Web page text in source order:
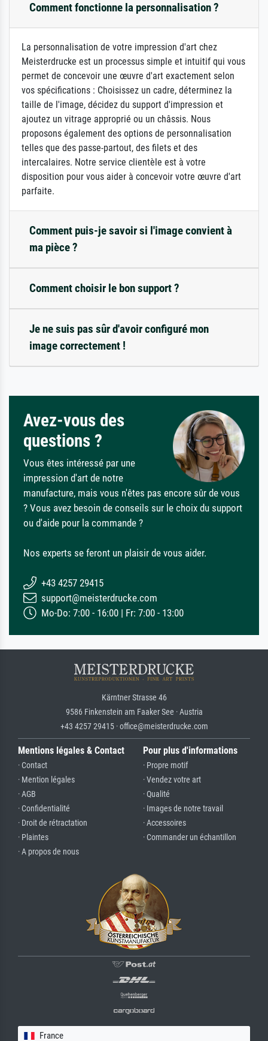
Comment fonctionne la personnalisation ?
La personnalisation de votre impression d'art chez
Meisterdrucke est un processus simple et intuitif qui vous
permet de concevoir une œuvre d'art exactement selon
vos spécifications : Choisissez un cadre, déterminez la
taille de l'image, décidez du support d'impression et
ajoutez un vitrage approprié ou un châssis. Nous
proposons également des options de personnalisation
telles que des passe-partout, des filets et des
intercalaires. Notre service clientèle est à votre
disposition pour vous aider à concevoir votre œuvre d'art
parfaite.
Comment puis-je savoir si l'image convient à
ma pièce ?
Comment choisir le bon support ?
Je ne suis pas sûr d'avoir configuré mon
image correctement !
Avez-vous des
questions ?
Vous êtes intéressé par une
impression d'art de notre
manufacture, mais vous n'êtes pas encore sûr de vous
? Vous avez besoin de conseils sur le choix du support
ou d'aide pour la commande ?
Nos experts se feront un plaisir de vous aider.
+43 4257 29415
support@meisterdrucke.com
Mo-Do: 7:00 - 16:00 | Fr: 7:00 - 13:00
Kärntner Strasse 46
9586 Finkenstein am Faaker See · Austria
+43 4257 29415 · office@meisterdrucke.com
Mentions légales & Contact
· Contact
· Mention légales
· AGB
· Confidentialité
· Droit de rétractation
· Plaintes
· A propos de nous
Pour plus d'informations
· Propre motif
· Vendez votre art
· Qualité
· Images de notre travail
· Accessoires
· Commander un échantillon
France